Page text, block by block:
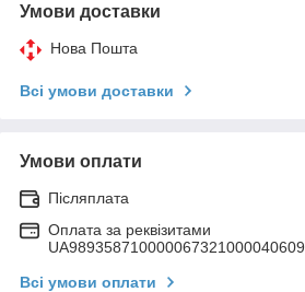
Умови доставки
Нова Пошта
Всі умови доставки
Умови оплати
Післяплата
Оплата за реквізитами
UA989358710000067321000040609
Всі умови оплати